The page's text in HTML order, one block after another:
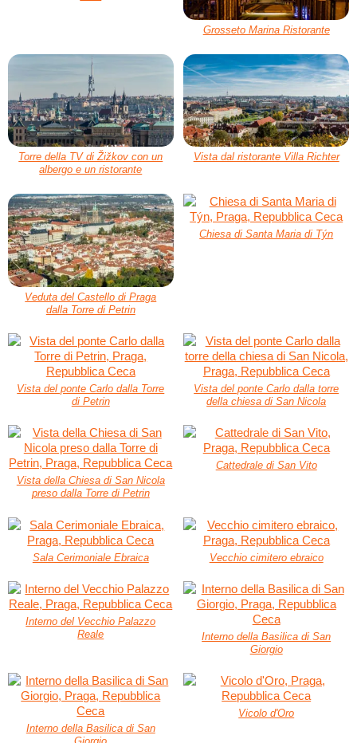
Grosseto Marina Ristorante
Torre della TV di Žižkov con un
albergo e un ristorante
Vista dal ristorante Villa Richter
Veduta del Castello di Praga
dalla Torre di Petrin
Chiesa di Santa Maria di Týn
Vista del ponte Carlo dalla Torre
di Petrin
Vista del ponte Carlo dalla torre
della chiesa di San Nicola
Vista della Chiesa di San Nicola
preso dalla Torre di Petrin
Cattedrale di San Vito
Sala Cerimoniale Ebraica Vecchio cimitero ebraico
Interno del Vecchio Palazzo
Reale
Interno della Basilica di San
Giorgio
Interno della Basilica di San
Vicolo d'Oro